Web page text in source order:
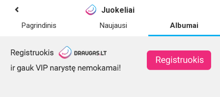
Juokeliai
Pagrindinis Naujausi Albumai